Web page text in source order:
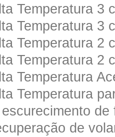
Temperatura
Temperatura
Temperatura
Temperatura
Temperatura
Temperatura
escurecimento
de